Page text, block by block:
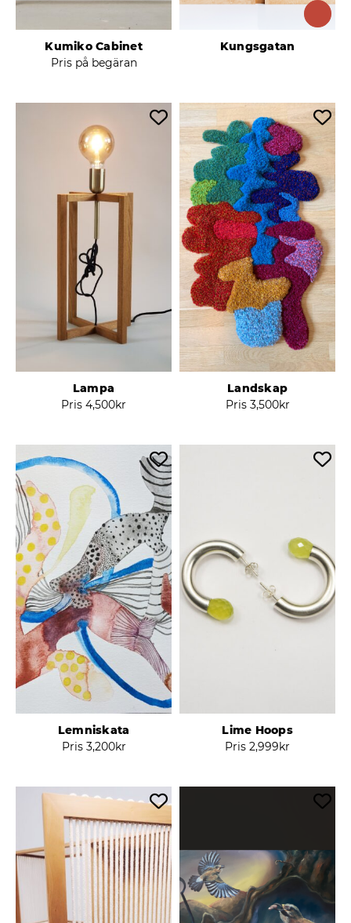
Kumiko Cabinet
Pris på begäran
Kungsgatan
Lampa
Pris 4,500kr
Landskap
Pris 3,500kr
Lemniskata
Pris 3,200kr
Lime Hoops
Pris 2,999kr